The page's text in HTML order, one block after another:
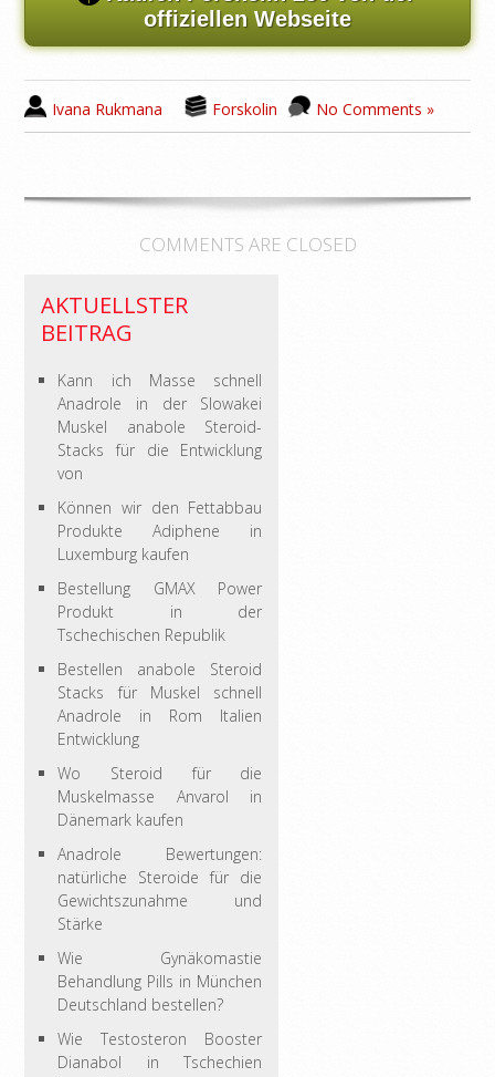
offiziellen Webseite
Ivana Rukmana Forskolin No Comments »
COMMENTS ARE CLOSED
AKTUELLSTER
BEITRAG
Kann ich Masse schnell
Anadrole in der Slowakei
Muskel anabole Steroid-
Stacks für die Entwicklung
von
Können wir den Fettabbau
Produkte Adiphene in
Luxemburg kaufen
Bestellung GMAX Power
Produkt in der
Tschechischen Republik
Bestellen anabole Steroid
Stacks für Muskel schnell
Anadrole in Rom Italien
Entwicklung
Wo Steroid für die
Muskelmasse Anvarol in
Dänemark kaufen
Anadrole Bewertungen:
natürliche Steroide für die
Gewichtszunahme und
Stärke
Wie Gynäkomastie
Behandlung Pills in München
Deutschland bestellen?
Wie Testosteron Booster
Dianabol in Tschechien